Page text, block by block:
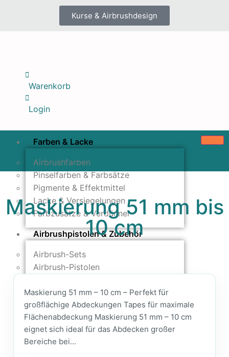
Kurse & Airbrushdesign
Warenkorb
Login
Farben & Lacke
Airbrushfarben
Pinselfarben & Farbsätze
Pigmente & Effektmittel
Lacke & Versiegelungen
Farbzusätze & Verdünner
Airbrushpistolen & Zubehör
Airbrush-Sets
Airbrush-Pistolen
Ersatzteile & Tuning
Kompressoren & Lufttechnik
Kompressoren
Schläuche & Kupplungen
Maskierung 51 mm bis
10 cm
Maskierung 51 mm – 10 cm – Perfekt für
großflächige Abdeckungen Tapes für maximale
Flächenabdeckung Maskierung 51 mm – 10 cm
eignet sich ideal für das Abdecken großer
Bereiche bei...